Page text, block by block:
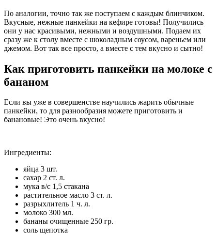
По аналогии, точно так же поступаем с каждым блинчиком.
Вкусные, нежные панкейки на кефире готовы! Получились
они у нас красивыми, нежными и воздушными. Подаем их
сразу же к столу вместе с шоколадным соусом, вареньем или
джемом. Вот так все просто, а вместе с тем вкусно и сытно!
Как приготовить панкейки на молоке с
бананом
Если вы уже в совершенстве научились жарить обычные
панкейки, то для разнообразия можете приготовить и
банановые! Это очень вкусно!
Ингредиенты:
яйца 3 шт.
сахар 2 ст. л.
мука в/с 1,5 стакана
растительное масло 3 ст. л.
разрыхлитель 1 ч. л.
молоко 300 мл.
бананы очищенные 250 гр.
соль щепотка